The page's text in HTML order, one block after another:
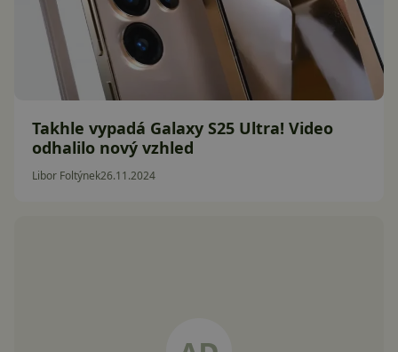
Takhle vypadá Galaxy S25 Ultra! Video
odhalilo nový vzhled
Libor Foltýnek26.11.2024